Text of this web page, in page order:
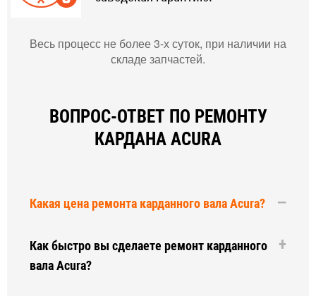
Весь процесс не более 3-х суток, при наличии на
складе запчастей.
ВОПРОС-ОТВЕТ ПО РЕМОНТУ
КАРДАНА ACURA
Какая цена ремонта карданного вала Acura?
Как быстро вы сделаете ремонт карданного
вала Acura?